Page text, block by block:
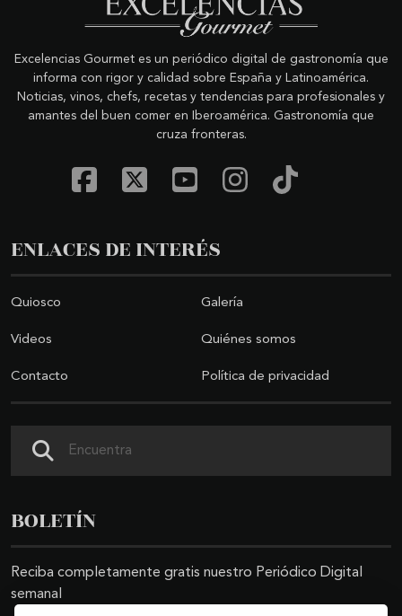
Excelencias Gourmet es un periódico digital de gastronomía que
informa con rigor y calidad sobre España y Latinoamérica.
Noticias, vinos, chefs, recetas y tendencias para profesionales y
amantes del buen comer en Iberoamérica. Gastronomía que
cruza fronteras.
ENLACES DE INTERÉS
Quiosco Galería
Videos Quiénes somos
Contacto Política de privacidad
BOLETÍN
Reciba completamente gratis nuestro Periódico Digital
semanal